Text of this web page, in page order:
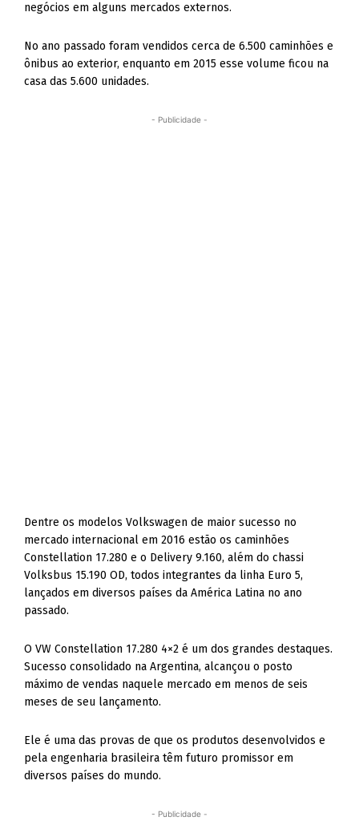
negócios em alguns mercados externos.
No ano passado foram vendidos cerca de 6.500 caminhões e
ônibus ao exterior, enquanto em 2015 esse volume ficou na
casa das 5.600 unidades.
- Publicidade -
Dentre os modelos Volkswagen de maior sucesso no
mercado internacional em 2016 estão os caminhões
Constellation 17.280 e o Delivery 9.160, além do chassi
Volksbus 15.190 OD, todos integrantes da linha Euro 5,
lançados em diversos países da América Latina no ano
passado.
O VW Constellation 17.280 4×2 é um dos grandes destaques.
Sucesso consolidado na Argentina, alcançou o posto
máximo de vendas naquele mercado em menos de seis
meses de seu lançamento.
Ele é uma das provas de que os produtos desenvolvidos e
pela engenharia brasileira têm futuro promissor em
diversos países do mundo.
- Publicidade -